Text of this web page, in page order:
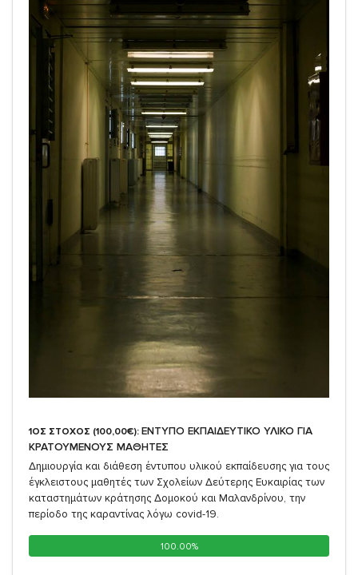
1ΟΣ ΣΤΟΧΟΣ (100,00€): ΕΝΤΥΠΟ ΕΚΠΑΙΔΕΥΤΙΚΟ ΥΛΙΚΟ ΓΙΑ
ΚΡΑΤΟΥΜΕΝΟΥΣ ΜΑΘΗΤΕΣ
Δημιουργία και διάθεση έντυπου υλικού εκπαίδευσης για τους
έγκλειστους μαθητές των Σχολείων Δεύτερης Ευκαιρίας των
καταστημάτων κράτησης Δομοκού και Μαλανδρίνου, την
περίοδο της καραντίνας λόγω covid-19.
100.00%
100.00%